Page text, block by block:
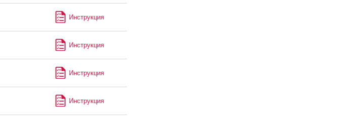
Инструкция
Инструкция
Инструкция
Инструкция